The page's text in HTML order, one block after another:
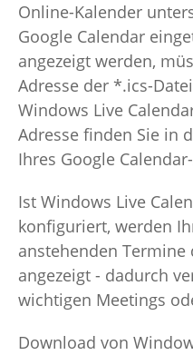
Online-Kalender
Google Calendar
angezeigt werden,
Adresse der *.ics-
Windows Live
Adresse finden Sie in
Ihres Google
Ist Windows Live
konfiguriert, werden
anstehenden
angezeigt - dadurch
wichtigen Meetings
Download von